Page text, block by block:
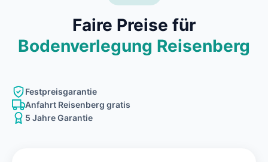
Faire Preise für
Bodenverlegung Reisenberg
Festpreisgarantie
Anfahrt Reisenberg gratis
5 Jahre Garantie